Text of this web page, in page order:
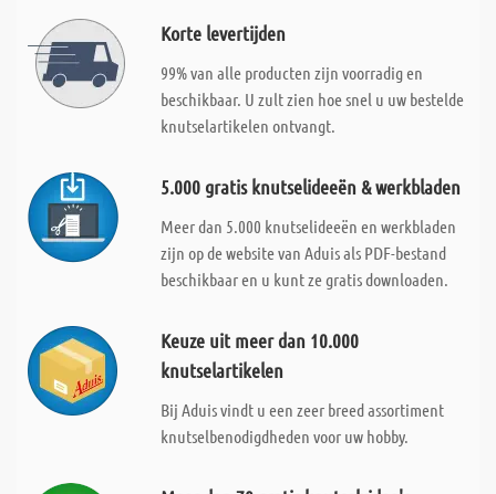
Korte levertijden
99% van alle producten zijn voorradig en
beschikbaar. U zult zien hoe snel u uw bestelde
knutselartikelen ontvangt.
5.000 gratis knutselideeën & werkbladen
Meer dan 5.000 knutselideeën en werkbladen
zijn op de website van Aduis als PDF-bestand
beschikbaar en u kunt ze gratis downloaden.
Keuze uit meer dan 10.000
knutselartikelen
Bij Aduis vindt u een zeer breed assortiment
knutselbenodigdheden voor uw hobby.